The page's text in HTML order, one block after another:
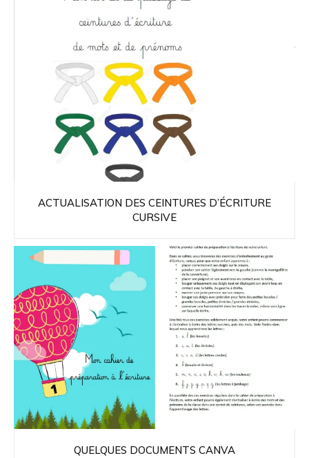
ACTUALISATION DES CEINTURES D’ÉCRITURE
CURSIVE
QUELQUES DOCUMENTS CANVA